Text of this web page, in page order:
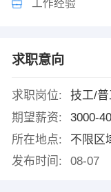
工作经验
求职意向
求职岗位:
技工/普
期望薪资:
3000-
所在地点:
不限区
发布时间:
08-07